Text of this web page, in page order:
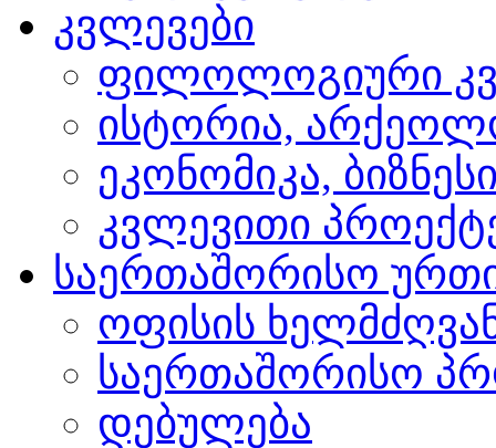
კვლევები
ფილოლოგიური
ისტორია,
ეკონომიკა,
კვლევითი
საერთაშორისო
ოფისის
საერთაშორისო
დებულება